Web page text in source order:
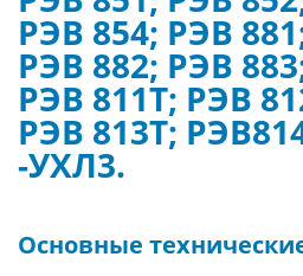
РЭВ 854; РЭВ
РЭВ 882; РЭВ
РЭВ 811Т; РЭВ
РЭВ 813Т;
-УХЛ3.
Основные